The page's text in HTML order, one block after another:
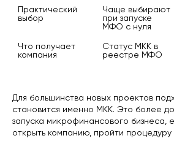
Практический
выбор
Чаще выбирают
при запуске
МФО с нуля
Что получает
компания
Статус МКК в
реестре МФО
Для большинства новых проектов
становится именно МКК. Это более
запуска микрофинансового бизнеса,
открыть компанию, пройти процедуру